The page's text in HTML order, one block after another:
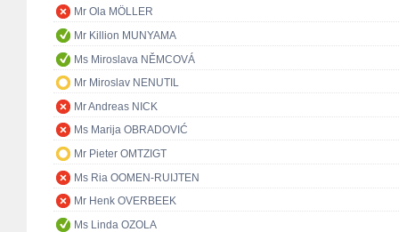
Mr Ola MÖLLER
Mr Killion MUNYAMA
Ms Miroslava NĚMCOVÁ
Mr Miroslav NENUTIL
Mr Andreas NICK
Ms Marija OBRADOVIĆ
Mr Pieter OMTZIGT
Ms Ria OOMEN-RUIJTEN
Mr Henk OVERBEEK
Ms Linda OZOLA